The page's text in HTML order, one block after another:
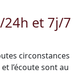
24h et 7j/7
circonstances
l’écoute sont au